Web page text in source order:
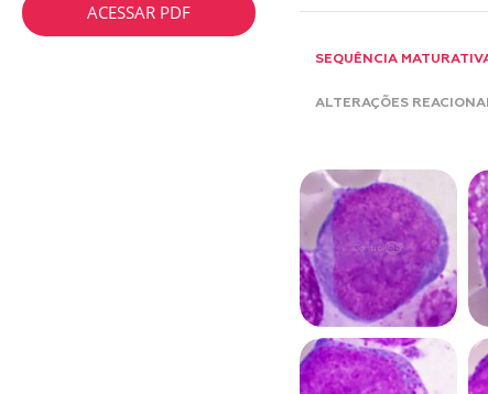
ACESSAR PDF
SEQUÊNCIA
ALTERAÇÕES